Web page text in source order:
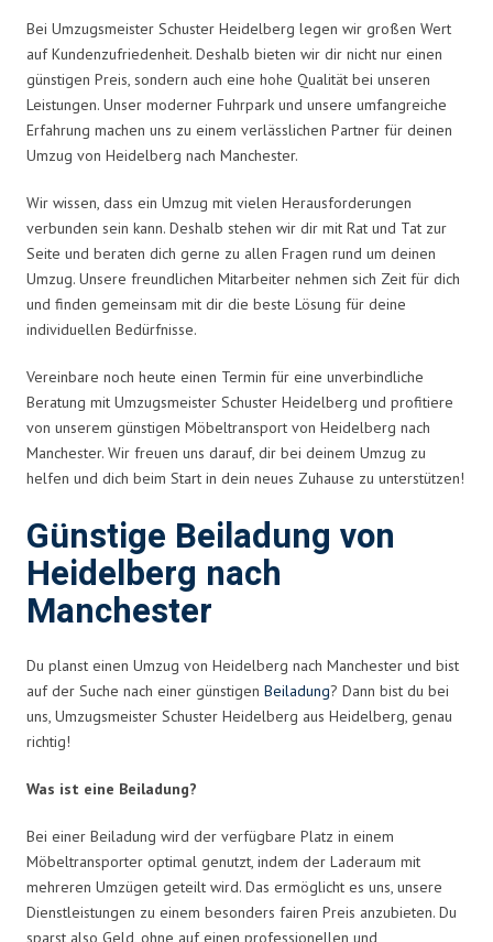
Bei Umzugsmeister Schuster Heidelberg legen wir großen Wert
auf Kundenzufriedenheit. Deshalb bieten wir dir nicht nur einen
günstigen Preis, sondern auch eine hohe Qualität bei unseren
Leistungen. Unser moderner Fuhrpark und unsere umfangreiche
Erfahrung machen uns zu einem verlässlichen Partner für deinen
Umzug von Heidelberg nach Manchester.
Wir wissen, dass ein Umzug mit vielen Herausforderungen
verbunden sein kann. Deshalb stehen wir dir mit Rat und Tat zur
Seite und beraten dich gerne zu allen Fragen rund um deinen
Umzug. Unsere freundlichen Mitarbeiter nehmen sich Zeit für dich
und finden gemeinsam mit dir die beste Lösung für deine
individuellen Bedürfnisse.
Vereinbare noch heute einen Termin für eine unverbindliche
Beratung mit Umzugsmeister Schuster Heidelberg und profitiere
von unserem günstigen Möbeltransport von Heidelberg nach
Manchester. Wir freuen uns darauf, dir bei deinem Umzug zu
helfen und dich beim Start in dein neues Zuhause zu unterstützen!
Günstige Beiladung von
Heidelberg nach
Manchester
Du planst einen Umzug von Heidelberg nach Manchester und bist
auf der Suche nach einer günstigen Beiladung? Dann bist du bei
uns, Umzugsmeister Schuster Heidelberg aus Heidelberg, genau
richtig!
Was ist eine Beiladung?
Bei einer Beiladung wird der verfügbare Platz in einem
Möbeltransporter optimal genutzt, indem der Laderaum mit
mehreren Umzügen geteilt wird. Das ermöglicht es uns, unsere
Dienstleistungen zu einem besonders fairen Preis anzubieten. Du
sparst also Geld, ohne auf einen professionellen und